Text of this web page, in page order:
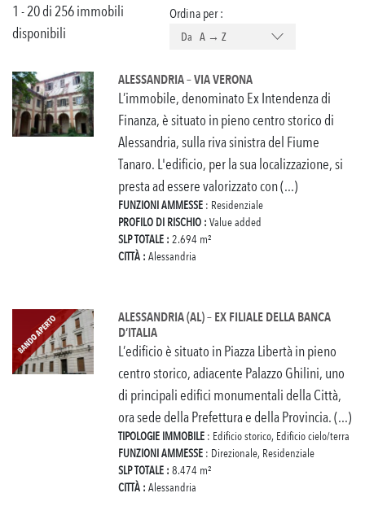
1 - 20 di 256 immobili
disponibili
Ordina per :
Da A → Z
ALESSANDRIA – VIA VERONA
L’immobile, denominato Ex Intendenza di
Finanza, è situato in pieno centro storico di
Alessandria, sulla riva sinistra del Fiume
Tanaro. L'edificio, per la sua localizzazione, si
presta ad essere valorizzato con (...)
FUNZIONI AMMESSE : Residenziale
PROFILO DI RISCHIO : Value added
SLP TOTALE : 2.694 m²
CITTÀ : Alessandria
ALESSANDRIA (AL) – EX FILIALE DELLA BANCA
D’ITALIA
L’edificio è situato in Piazza Libertà in pieno
centro storico, adiacente Palazzo Ghilini, uno
di principali edifici monumentali della Città,
ora sede della Prefettura e della Provincia. (...)
TIPOLOGIE IMMOBILE : Edificio storico, Edificio cielo/terra
FUNZIONI AMMESSE : Direzionale, Residenziale
SLP TOTALE : 8.474 m²
CITTÀ : Alessandria